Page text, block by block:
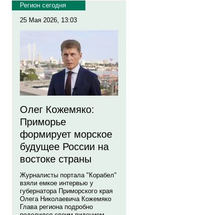
Регион сегодня
25 Мая 2026, 13:03
Олег Кожемяко:
Приморье
формирует морское
будущее России на
востоке страны
Журналисты портала "Корабел"
взяли емкое интервью у
губернатора Приморского края
Олега Николаевича Кожемяко
Глава региона подробно